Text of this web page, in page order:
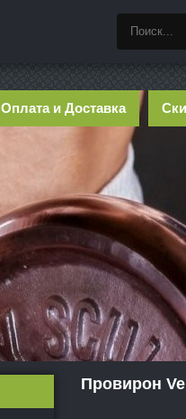
Оплата и Доставка
Провирон